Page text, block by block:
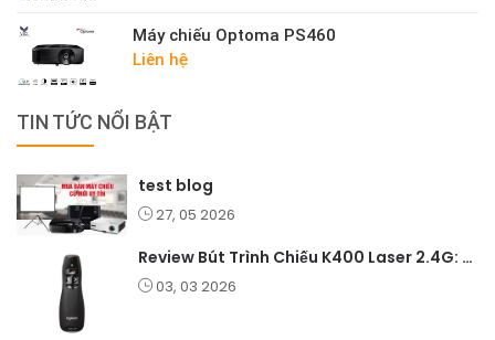
Máy chiếu Optoma PS460
Liên hệ
TIN TỨC NỔI BẬT
test blog
27, 05 2026
Review Bút Trình Chiếu K400 Laser 2.4G: Nhỏ Gọn, Ổn Định, Lý Tưởng Cho Giáo Viên Và Doanh Nghiệp
03, 03 2026